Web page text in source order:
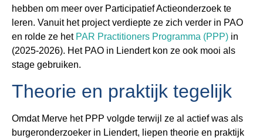
hebben om meer over Participatief Actieonderzoek te
leren. Vanuit het project verdiepte ze zich verder in PAO
en rolde ze het PAR Practitioners Programma (PPP) in
(2025-2026). Het PAO in Liendert kon ze ook mooi als
stage gebruiken.
Theorie en praktijk tegelijk
Omdat Merve het PPP volgde terwijl ze al actief was als
burgeronderzoeker in Liendert, liepen theorie en praktijk